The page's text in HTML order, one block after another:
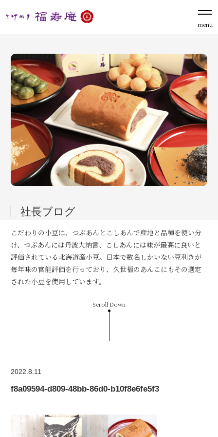
menu
社長ブログ
こだわりの小豆は、つぶあんとこしあんで産地と品種を使い分
け、つぶあんには丹波大納言、こしあんには味が最高に良いと
評価されている北海道産小豆。日本で数名しかいない豆利きが
毎年味の官能評価を行っており、久世福のあんこにもその選定
された小豆を使用しています。
Scroll Down
2022.8.11
f8a09594-d809-48bb-86d0-b10f8e6fe5f3